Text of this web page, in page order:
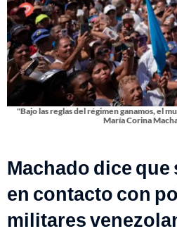
"Bajo las reglas del régimen ganamos, el
María Corina
Machado dice que
en contacto con
militares